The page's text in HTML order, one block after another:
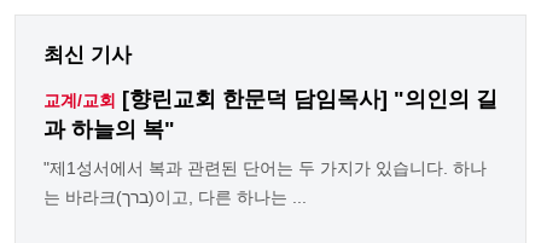
최신 기사
교계/교회
[향린교회 한문덕 담임목사] "의인의 길
과 하늘의 복"
"제1성서에서 복과 관련된 단어는 두 가지가 있습니다. 하나
는 바라크(ברך)이고, 다른 하나는 ...